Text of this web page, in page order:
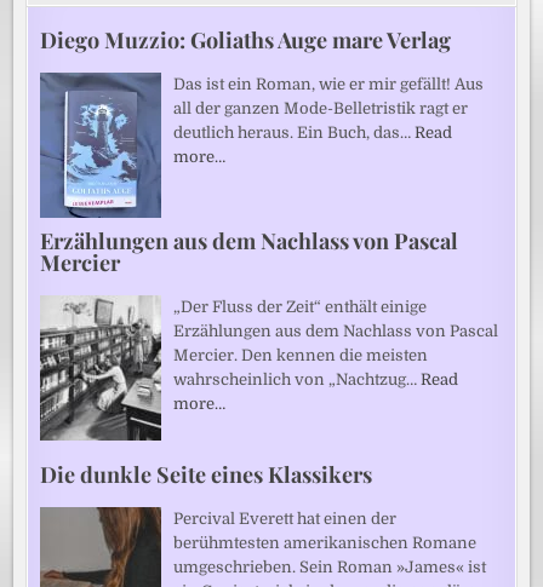
Diego Muzzio: Goliaths Auge mare Verlag
Das ist ein Roman, wie er mir gefällt! Aus
all der ganzen Mode-Belletristik ragt er
deutlich heraus. Ein Buch, das…Read
more…
Erzählungen aus dem Nachlass von Pascal
Mercier
„Der Fluss der Zeit“ enthält einige
Erzählungen aus dem Nachlass von Pascal
Mercier. Den kennen die meisten
wahrscheinlich von „Nachtzug…Read
more…
Die dunkle Seite eines Klassikers
Percival Everett hat einen der
berühmtesten amerikanischen Romane
umgeschrieben. Sein Roman »James« ist